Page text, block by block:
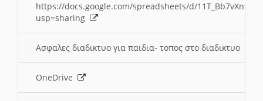
https://docs.google.com/spreadsheets/d/
usp=sharing
Ασφαλες διαδικτυο για παιδια- τοπος στο διαδικτυο
OneDrive